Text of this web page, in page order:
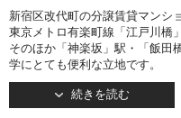
新宿区改代町の分譲賃貸マンシ
東京メトロ有楽町線「江戸川橋
そのほか「神楽坂」駅・「飯田
学にとても便利な立地です。
2011年6月竣工・地上7階建て。
TVモニターつきオートロック
続きを読む